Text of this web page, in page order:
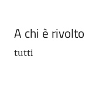
A chi è rivolto
tutti